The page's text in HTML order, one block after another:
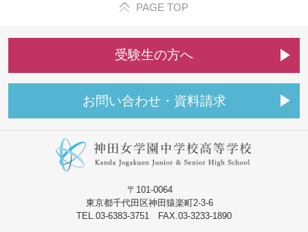
PAGE TOP
受験生の方へ
お問い合わせ ・ 資料請求
〒101-0064
東京都千代田区神田猿楽町2-3-6
TEL.03-6383-3751 FAX.03-3233-1890